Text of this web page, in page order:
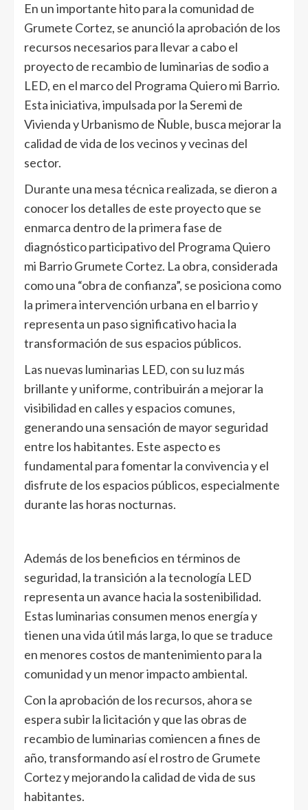
En un importante hito para la comunidad de
Grumete Cortez, se anunció la aprobación de los
recursos necesarios para llevar a cabo el
proyecto de recambio de luminarias de sodio a
LED, en el marco del Programa Quiero mi Barrio.
Esta iniciativa, impulsada por la Seremi de
Vivienda y Urbanismo de Ñuble, busca mejorar la
calidad de vida de los vecinos y vecinas del
sector.
Durante una mesa técnica realizada, se dieron a
conocer los detalles de este proyecto que se
enmarca dentro de la primera fase de
diagnóstico participativo del Programa Quiero
mi Barrio Grumete Cortez. La obra, considerada
como una “obra de confianza”, se posiciona como
la primera intervención urbana en el barrio y
representa un paso significativo hacia la
transformación de sus espacios públicos.
Las nuevas luminarias LED, con su luz más
brillante y uniforme, contribuirán a mejorar la
visibilidad en calles y espacios comunes,
generando una sensación de mayor seguridad
entre los habitantes. Este aspecto es
fundamental para fomentar la convivencia y el
disfrute de los espacios públicos, especialmente
durante las horas nocturnas.
Además de los beneficios en términos de
seguridad, la transición a la tecnología LED
representa un avance hacia la sostenibilidad.
Estas luminarias consumen menos energía y
tienen una vida útil más larga, lo que se traduce
en menores costos de mantenimiento para la
comunidad y un menor impacto ambiental.
Con la aprobación de los recursos, ahora se
espera subir la licitación y que las obras de
recambio de luminarias comiencen a fines de
año, transformando así el rostro de Grumete
Cortez y mejorando la calidad de vida de sus
habitantes.